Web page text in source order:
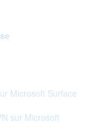
Microsoft Surface
sur Microsoft